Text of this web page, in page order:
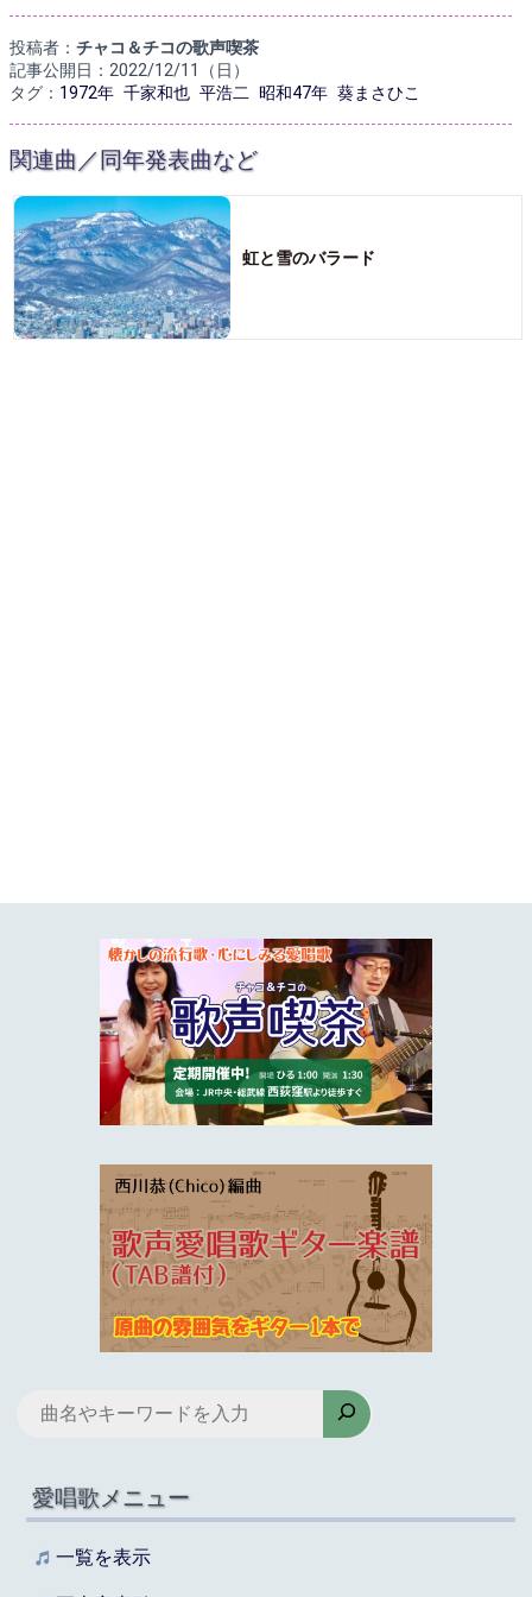
投稿者： チャコ＆チコの歌声喫茶
記事公開日：2022/12/11（日）
タグ： 1972年 千家和也 平浩二 昭和47年 葵まさひこ
関連曲／同年発表曲など
虹と雪のバラード
愛唱歌メニュー
一覧を表示